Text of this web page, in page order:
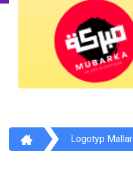
Logotyp Mallar